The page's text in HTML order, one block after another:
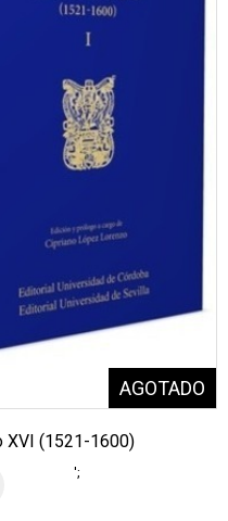
XVI (1521-1600)
';